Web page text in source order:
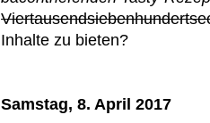
Inhalte zu bieten?
Samstag, 8. April 2017